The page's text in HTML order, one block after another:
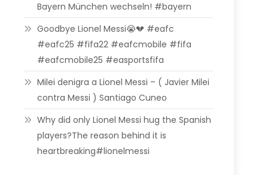
Bayern München wechseln! #bayern
Goodbye Lionel Messi😭💔 #eafc
#eafc25 #fifa22 #eafcmobile #fifa
#eafcmobile25 #easportsfifa
Milei denigra a Lionel Messi – ( Javier Milei
contra Messi ) Santiago Cuneo
Why did only Lionel Messi hug the Spanish
players?The reason behind it is
heartbreaking#lionelmessi